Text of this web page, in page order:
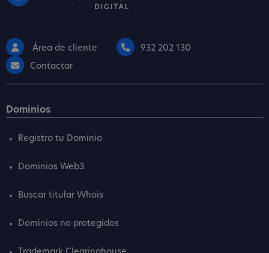
Área de cliente
932 202 130
Contactar
Dominios
Registra tu Dominio
Dominios Web3
Buscar titular Whois
Dominios no protegidos